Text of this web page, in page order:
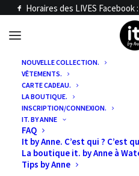
Horaires des LIVES Facebook
NOUVELLE COLLECTION.
VÊTEMENTS.
CARTE CADEAU.
LA BOUTIQUE.
INSCRIPTION/CONNEXION.
IT. BY ANNE
FAQ
It by Anne. C’est qui ? C’est
La boutique it. by Anne à
Tips by Anne